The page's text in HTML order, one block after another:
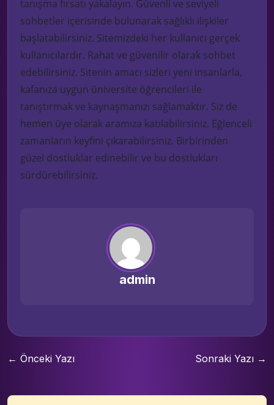
tanışma fırsatı yakalayın. Güvenli ve seviyeli
sohbetler içerisinde bulunarak sağlıklı ilişkiler
başlatabilirsiniz. Sitemizdeki her kullanıcı gerçek
kullanıcılardır. Rahat ve güvenilir olarak sohbet
edebilirsiniz. Sitenin amacı sizleri yeni insanlarla,
kafanıza uygun üniversite öğrencileri ile
tanıştırmak ve kaynaşmanızı sağlamaktır. Siz de
hemen üye olarak aramıza katılabilirsiniz. Eğlenceli
zamanların keyfini çıkarabilirsiniz. Birbirinden
güzel dostluklar edinebilir ve bu dostlukları
sürdürebilirsiniz.
admin
← Önceki Yazı Sonraki Yazı →